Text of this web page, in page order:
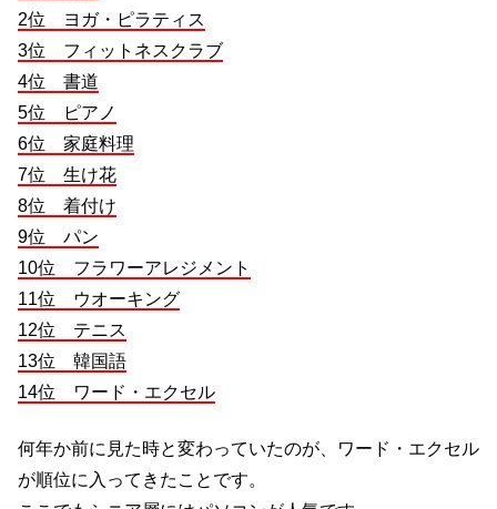
2位 ヨガ・ピラティス
3位 フィットネスクラブ
4位 書道
5位 ピアノ
6位 家庭料理
7位 生け花
8位 着付け
9位 パン
10位 フラワーアレジメント
11位 ウオーキング
12位 テニス
13位 韓国語
14位 ワード・エクセル
何年か前に見た時と変わっていたのが、ワード・エクセル
が順位に入ってきたことです。